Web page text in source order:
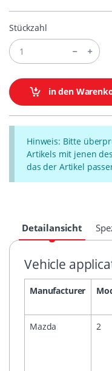
Stückzahl
in den
Hinweis: Bitte
Artikels mit jenen
das der Artikel
Detailansicht
Vehicle
Manufacturer
Mazda 2